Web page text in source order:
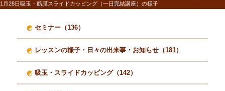
1月28日吸玉・筋膜スライドカッピング（一日完結講座）の様子
セミナー（136）
レッスンの様子・日々の出来事・お知らせ（181）
吸玉・スライドカッピング（142）